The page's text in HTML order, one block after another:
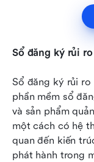
Sổ đăng ký rủi
Sổ đăng ký rủi ro
phần mềm sổ
và sản phẩm
một cách có hệ
quan đến kiến
phát hành trong